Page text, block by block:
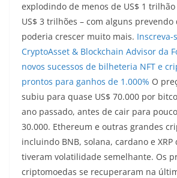
explodindo de menos de US$ 1
US$ 3 trilhões – com alguns
poderia crescer muito mais. Inscreva-
CryptoAsset & Blockchain Advisor da
novos sucessos de bilheteria NFT e
prontos para ganhos de 1.000% O
subiu para quase US$ 70.000 por
ano passado, antes de cair para
30.000. Ethereum e outras grandes
incluindo BNB, solana, cardano e XRP
tiveram volatilidade semelhante. Os
criptomoedas se recuperaram na